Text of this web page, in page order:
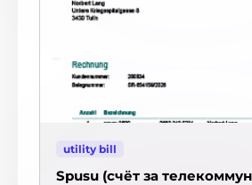
utility bill
Spusu (счёт за